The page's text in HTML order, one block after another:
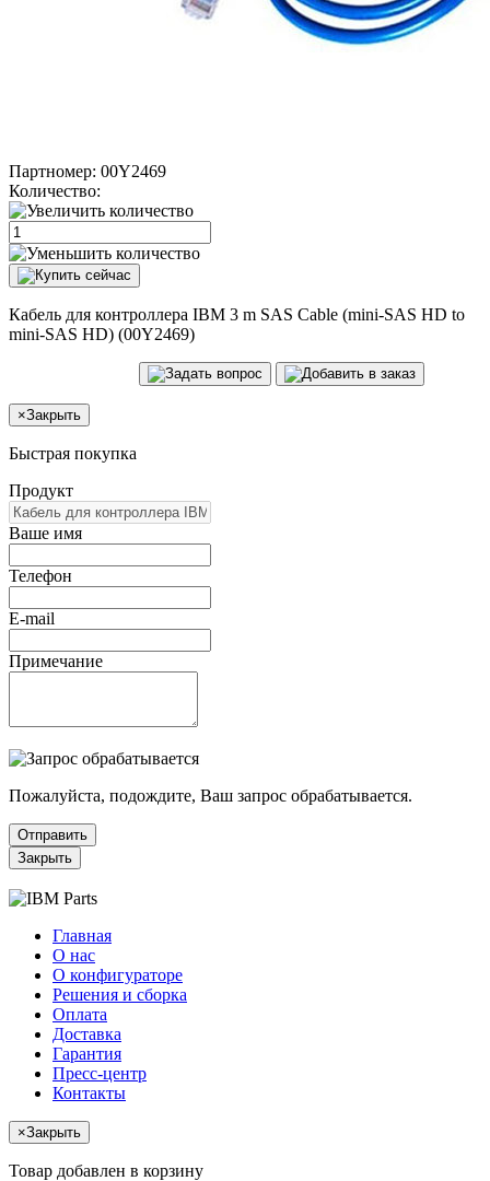
Партномер: 00Y2469
Количество:
Кабель для контроллера IBM 3 m SAS Cable (mini-SAS HD to
mini-SAS HD) (00Y2469)
×Закрыть
Быстрая покупка
Продукт
Ваше имя
Телефон
E-mail
Примечание
Пожалуйста, подождите, Ваш запрос обрабатывается.
Отправить
Закрыть
Главная
О нас
О конфигураторе
Решения и сборка
Оплата
Доставка
Гарантия
Пресс-центр
Контакты
×Закрыть
Товар добавлен в корзину